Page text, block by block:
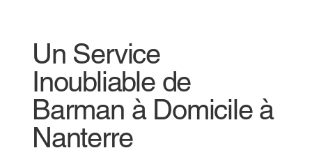
Un Service
Inoubliable de
Barman à Domicile à
Nanterre